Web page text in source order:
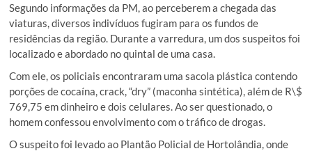
Segundo informações da PM, ao perceberem a chegada das
viaturas, diversos indivíduos fugiram para os fundos de
residências da região. Durante a varredura, um dos suspeitos foi
localizado e abordado no quintal de uma casa.
Com ele, os policiais encontraram uma sacola plástica contendo
porções de cocaína, crack, “dry” (maconha sintética), além de R\$
769,75 em dinheiro e dois celulares. Ao ser questionado, o
homem confessou envolvimento com o tráfico de drogas.
O suspeito foi levado ao Plantão Policial de Hortolândia, onde